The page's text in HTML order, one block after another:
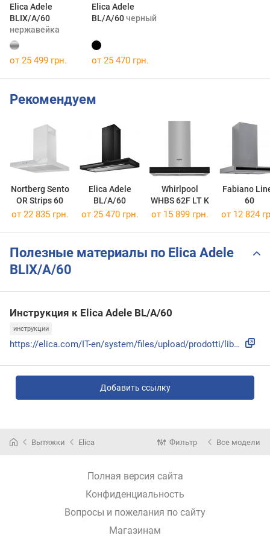
Elica Adele
BLIX/A/60
нержавейка
Elica Adele
BL/A/60черный
от 25 499 грн. от 25 470 грн.
Рекомендуем
Nortberg Sento
OR Strips 60
Elica Adele
BL/A/60
Whirlpool
WHBS 62F LT K
Fabiano
60
от 22 835 грн. от 25 470 грн. от 15 899 грн. от 12 824
Полезные материалы по Elica Adele
BLIX/A/60
Инструкция к Elica Adele BL/A/60
инструкции
https://elica.com/IT-en/system/files/upload/prodotti/lib016...
Добавить ссылку
Вытяжки Elica Фильтр Все модели
Полная версия сайта
Конфиденциальность
Вопросы и пожелания по сайту
Магазинам